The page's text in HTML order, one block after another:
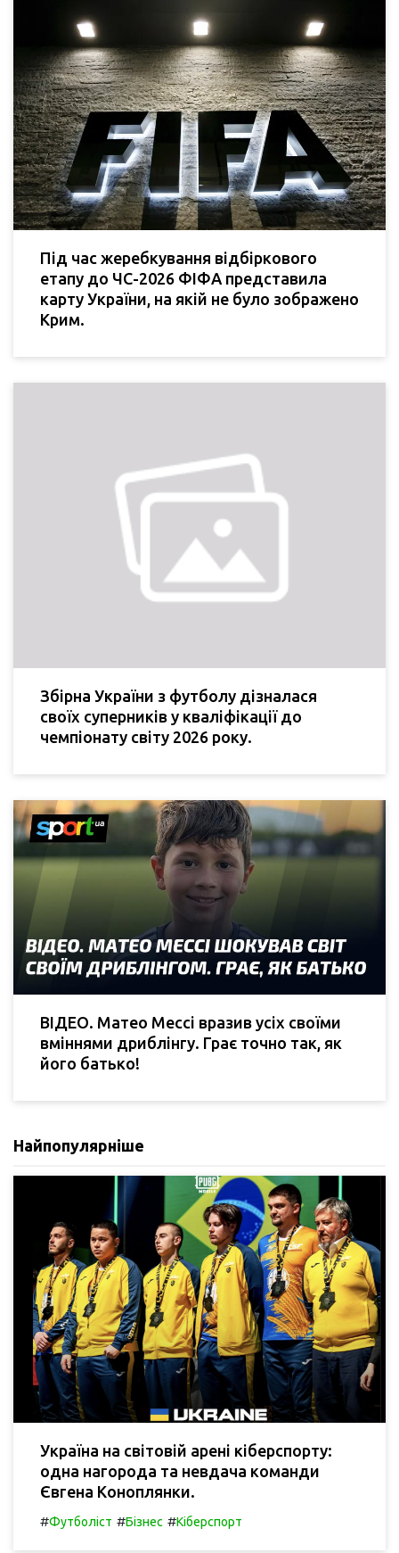
Під час жеребкування відбіркового
етапу до ЧС-2026 ФІФА представила
карту України, на якій не було зображено
Крим.
Збірна України з футболу дізналася
своїх суперників у кваліфікації до
чемпіонату світу 2026 року.
ВІДЕО. Матео Мессі вразив усіх своїми
вміннями дриблінгу. Грає точно так, як
його батько!
Найпопулярніше
Україна на світовій арені кіберспорту:
одна нагорода та невдача команди
Євгена Коноплянки.
#Футболіст #Бізнес #Кіберспорт